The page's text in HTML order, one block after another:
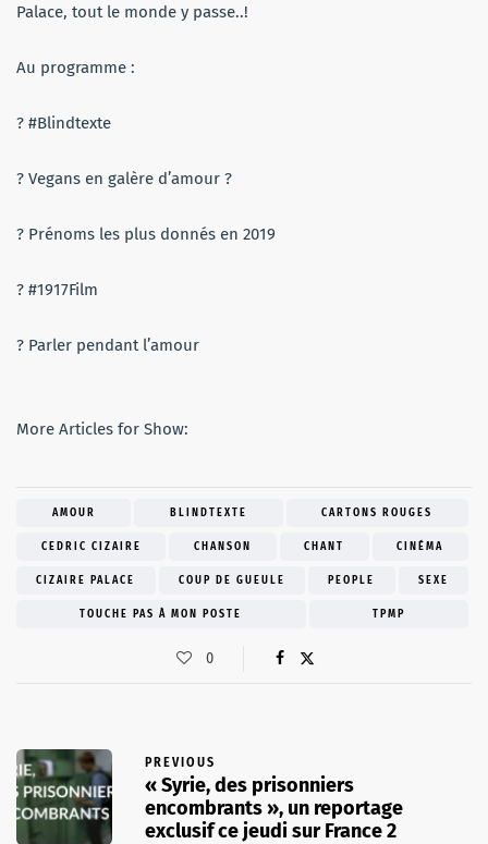
Palace, tout le monde y passe..!
Au programme :
? #Blindtexte
? Vegans en galère d’amour ?
? Prénoms les plus donnés en 2019
? #1917Film
? Parler pendant l’amour
More Articles for Show:
AMOUR BLINDTEXTE CARTONS ROUGES
CEDRIC CIZAIRE CHANSON CHANT CINÉMA
CIZAIRE PALACE COUP DE GUEULE PEOPLE SEXE
TOUCHE PAS À MON POSTE TPMP
0
PREVIOUS
« Syrie, des prisonniers
encombrants », un reportage
exclusif ce jeudi sur France 2